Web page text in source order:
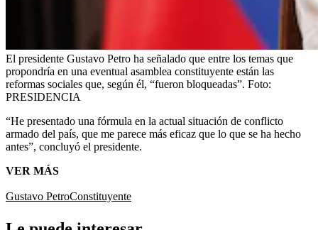
El presidente Gustavo Petro ha señalado que entre los temas que
propondría en una eventual asamblea constituyente están las
reformas sociales que, según él, “fueron bloqueadas”. Foto:
PRESIDENCIA
“He presentado una fórmula en la actual situación de conflicto
armado del país, que me parece más eficaz que lo que se ha hecho
antes”, concluyó el presidente.
VER MÁS
Gustavo PetroConstituyente